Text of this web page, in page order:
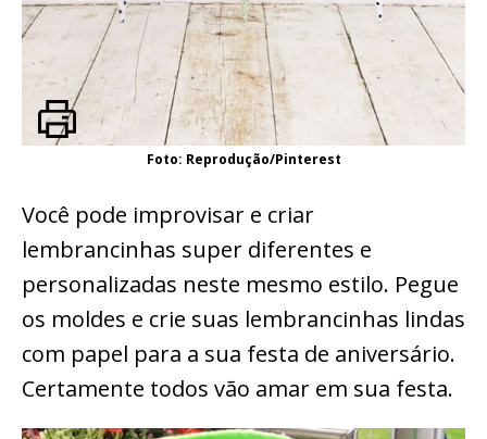
Foto: Reprodução/Pinterest
Você pode improvisar e criar
lembrancinhas super diferentes e
personalizadas neste mesmo estilo. Pegue
os moldes e crie suas lembrancinhas lindas
com papel para a sua festa de aniversário.
Certamente todos vão amar em sua festa.